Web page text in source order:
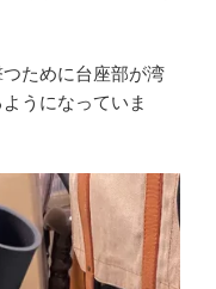
ために台座部が湾
うになっていま